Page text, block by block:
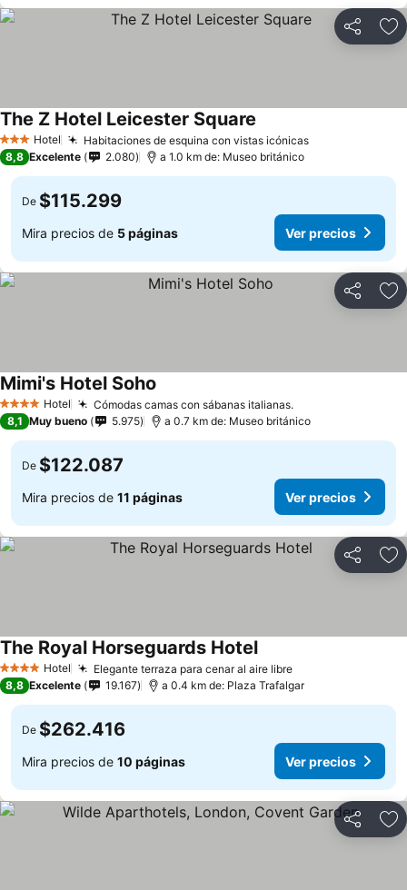
Compartir
3 Estrellas
Hotel Habitaciones de esquina con vistas icónicas
The Z Hotel Leicester Square
8,8 Excelente 2.080 a 1.0 km de: Museo británico
De $115.299
Mira precios de 5 páginas Ver precios
Compartir
4 EstrellasHotel Cómodas camas con sábanas italianas.
Mimi's Hotel Soho
8,1 Muy bueno 5.975 a 0.7 km de: Museo británico
De $122.087
Mira precios de 11 páginas Ver precios
Compartir
4 EstrellasHotel Elegante terraza para cenar al aire libre
The Royal Horseguards Hotel
8,8 Excelente 19.167 a 0.4 km de: Plaza Trafalgar
De $262.416
Mira precios de 10 páginas Ver precios
Compartir